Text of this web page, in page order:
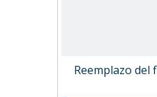
Reemplazo del